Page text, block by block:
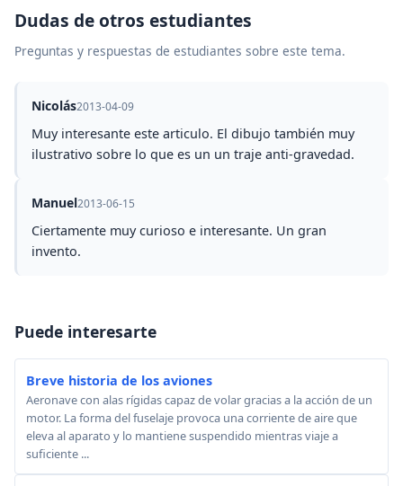
Dudas de otros estudiantes
Preguntas y respuestas de estudiantes sobre este tema.
Nicolás2013-04-09
Muy interesante este articulo. El dibujo también muy
ilustrativo sobre lo que es un un traje anti-gravedad.
Manuel2013-06-15
Ciertamente muy curioso e interesante. Un gran
invento.
Puede interesarte
Breve historia de los aviones
Aeronave con alas rígidas capaz de volar gracias a la acción de un
motor. La forma del fuselaje provoca una corriente de aire que
eleva al aparato y lo mantiene suspendido mientras viaje a
suficiente ...